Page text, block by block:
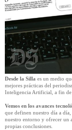
Desde la Silla es un medio
mejores prácticas del
Inteligencia Artificial, a fin de
Vemos en los avances
que definen nuestro día a
nuestro entorno y ofrecer un
propias conclusiones.